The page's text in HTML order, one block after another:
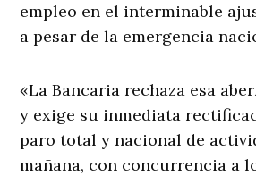
empleo en el interminable
a pesar de la emergencia
«La Bancaria rechaza esa
y exige su inmediata
paro total y nacional de
mañana, con concurrencia a